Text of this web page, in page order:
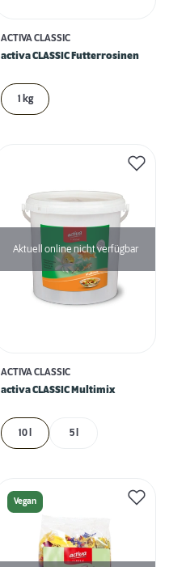
ACTIVA CLASSIC
activa CLASSIC Futterrosinen
1 kg
Aktuell online nicht verfügbar
ACTIVA CLASSIC
activa CLASSIC Multimix
10 l 5 l
Vegan